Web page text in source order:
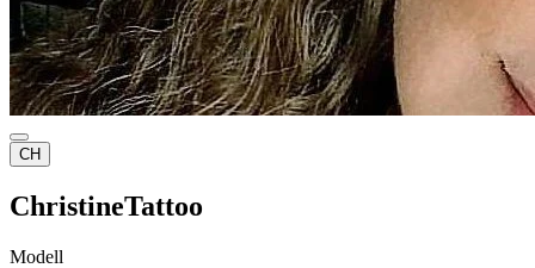
CH
ChristineTattoo
Modell